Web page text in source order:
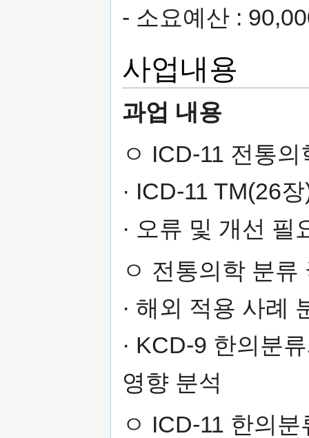
- 소요예산 :
사업내용
과업 내용
ㅇ ICD-11 전통
· ICD-11 TM(26
· 오류 및 개선 필
ㅇ 전통의학 분
· 해외 적용 사례
· KCD-9 한의분
영향 분석
ㅇ ICD-11 한의